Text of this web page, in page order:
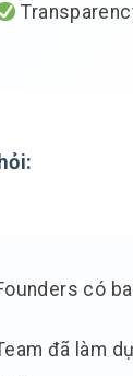
có
đã làm